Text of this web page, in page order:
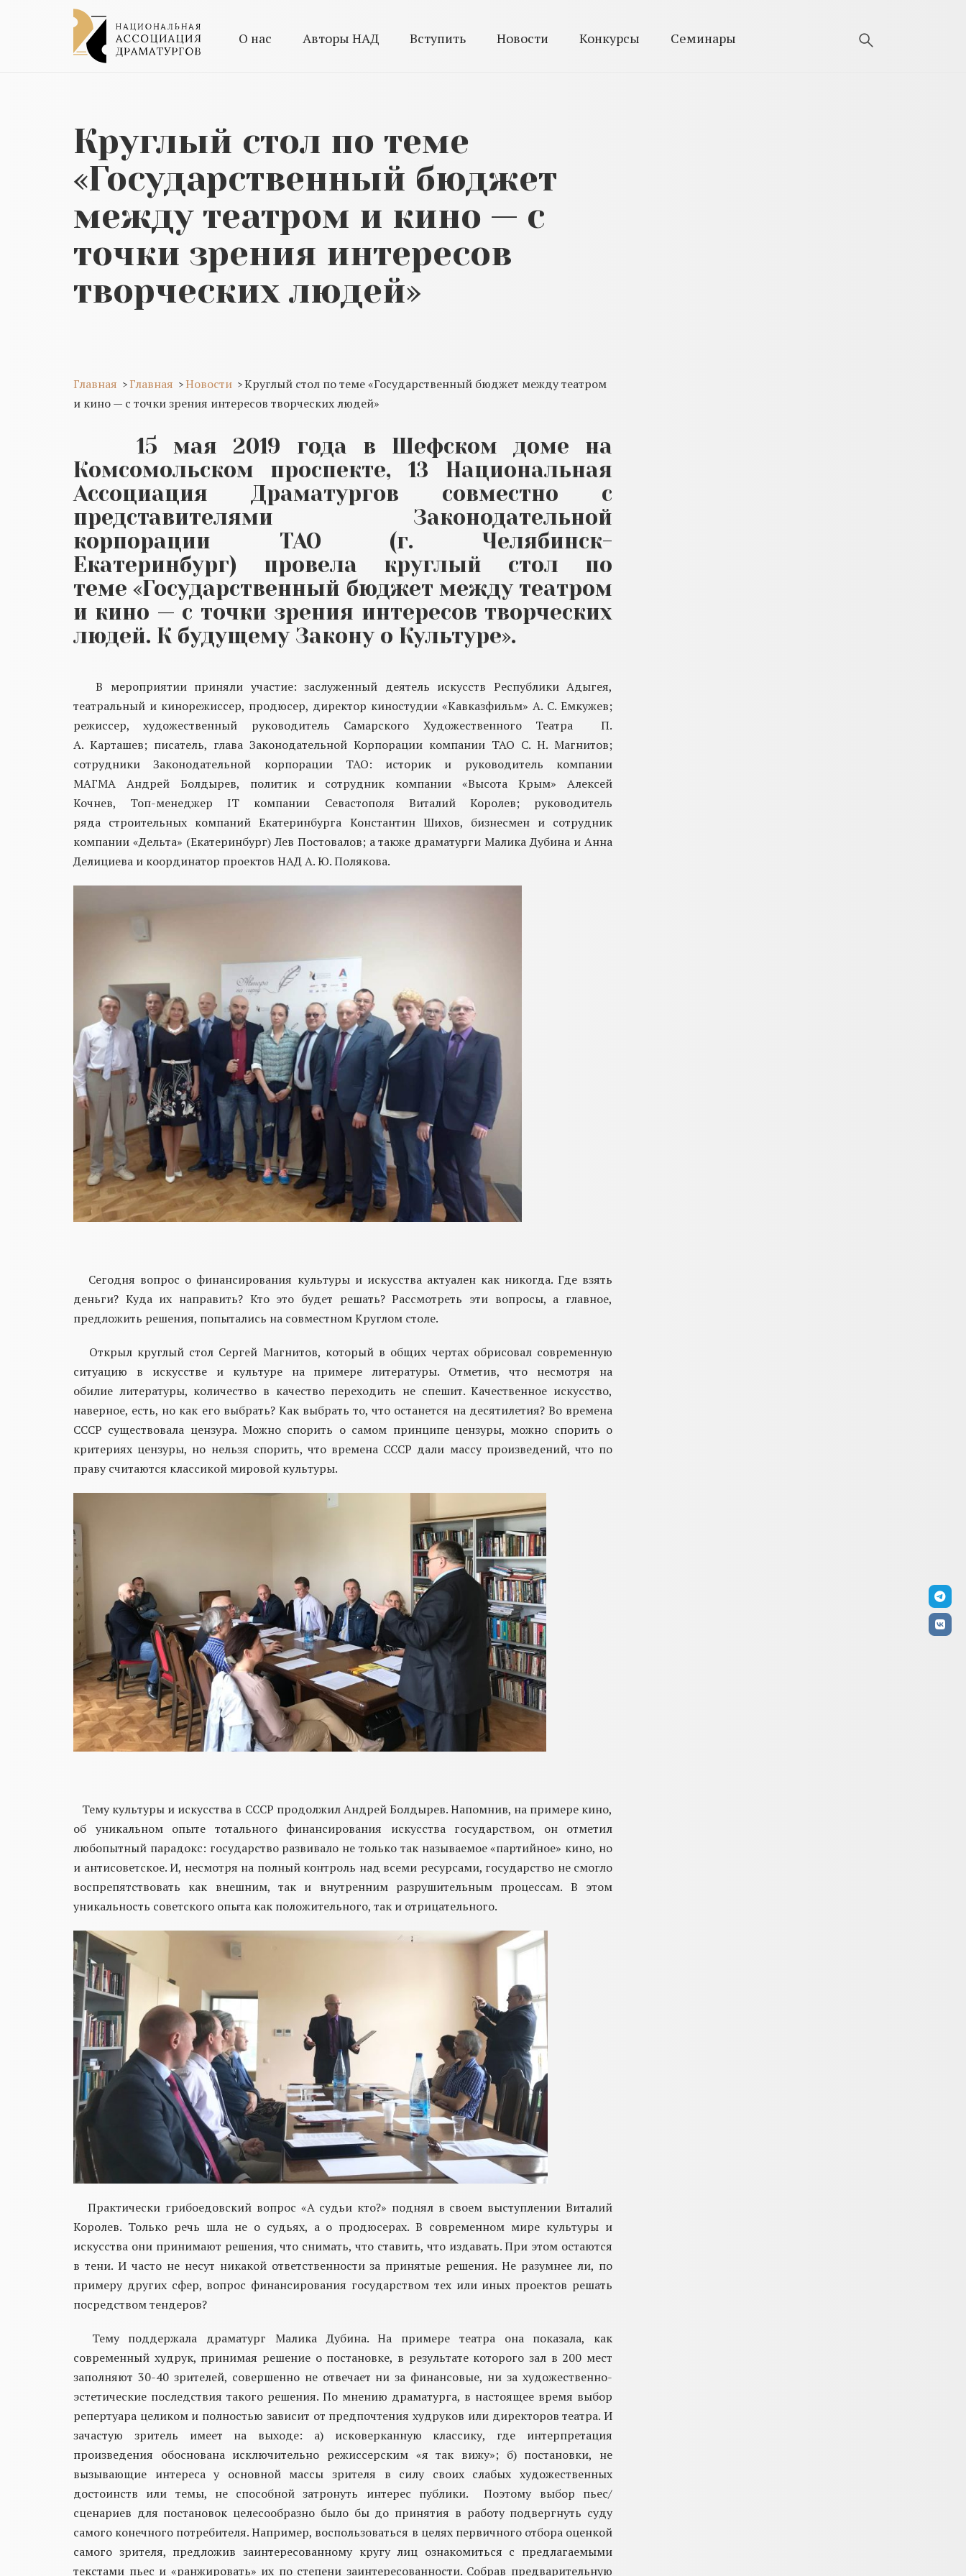
О нас Авторы НАД Вступить Новости Конкурсы Семинары
Круглый стол по теме
«Государственный бюджет
между театром и кино — с
точки зрения интересов
творческих людей»
Главная > Главная >Новости >Круглый стол по теме «Государственный бюджет между театром
и кино — с точки зрения интересов творческих людей»
15 мая 2019 года в Шефском доме на
Комсомольском проспекте, 13 Национальная
Ассоциация Драматургов совместно с
представителями Законодательной
корпорации
ТАО (г. Челябинск-
Екатеринбург) провела круглый стол по
теме«Государственный бюджет между театром
и кино — с точки зрения интересов творческих
людей. К будущему Закону о Культуре».
В мероприятии приняли участие:заслуженный деятель искусств Республики Адыгея,
театральный и кинорежиссер, продюсер, директор киностудии «Кавказфильм» А. С. Емкужев;
режиссер, художественный руководитель Самарского Художественного Театра П.
А. Карташев; писатель, глава Законодательной Корпорации компании ТАО С. Н. Магнитов;
сотрудники Законодательной корпорации ТАО:
историк и руководитель компании
МАГМА Андрей Болдырев, политик и сотрудник компании «Высота Крым»
Алексей
Кочнев, Топ-менеджерIT компании Севастополя Виталий Королев; руководитель
ряда строительных компаний Екатеринбурга Константин Шихов, бизнесменисотрудник
компании «Дельта» (Екатеринбург)Лев Постовалов; а также драматурги Малика Дубина и Анна
Делициева и координатор проектов НАД А. Ю. Полякова.
Сегодня вопрос о финансирования культуры и искусстваактуален как никогда. Где взять
деньги? Куда их направить? Кто это будет решать? Рассмотреть эти вопросы, а главное,
предложить решения, попытались на совместном Круглом столе.
Открыл круглый стол Сергей Магнитов, которыйв общих чертах обрисовалсовременную
ситуацию в искусстве и культурена примере литературы. Отметив, что несмотря на
обилие литературы, количество в качество переходить не спешит. Качественное искусство,
наверное, есть, но как его выбрать? Как выбрать то, что останется на десятилетия?Во времена
СССР существовала цензура. Можно спорить о самом принципе цензуры, можно спорить о
критериях цензуры, но нельзя спорить, что времена СССР дали массу произведений, что по
праву считаются классикой мировой культуры.
Тему культуры и искусства в СССР продолжил Андрей Болдырев. Напомнив, на примере кино,
об уникальном опыте тотального финансирования искусства государством, он отметил
любопытный парадокс: государство развивало не только так называемое «партийное» кино, но
и антисоветское. И, несмотря на полный контроль над всеми ресурсами, государство не смогло
воспрепятствовать как внешним, так и внутренним разрушительным процессам. В этом
уникальность советского опыта как положительного, так и отрицательного.
Практически грибоедовский вопрос «А судьи кто?» поднял в своем выступлении Виталий
Королев. Только речь шла не о судьях, а о продюсерах. В современном мире культуры и
искусства они принимают решения, что снимать, что ставить, что издавать. При этом остаются
в тени. И часто не несут никакой ответственности за принятые решения.Не разумнее ли, по
примеру других сфер, вопрос финансирования государством тех или иных проектов решать
посредством тендеров?
Тему поддержала драматург Малика Дубина. На примере театра она показала, как
современный худрук, принимая решение о постановке, в результате которого зал в 200 мест
заполняют 30-40 зрителей, совершенно не отвечает ни за финансовые, ни за художественно-
эстетические последствия такого решения. По мнению драматурга, в настоящее время выбор
репертуара целиком и полностью зависит от предпочтения худруков или директоров театра. И
зачастую зритель имеет на выходе: а) исковерканную классику, где интерпретация
произведения обоснована исключительно режиссерским «я так вижу»; б) постановки, не
вызывающие интереса у основной массы зрителя в силу своих слабых художественных
достоинств или темы, не способной затронуть интерес публики.
Поэтому выбор пьес/
сценариев для постановок целесообразно было бы до принятия в работу подвергнуть суду
самого конечного потребителя. Например, воспользоваться в целях первичного отбора оценкой
самого зрителя, предложив заинтересованному кругу лиц ознакомиться с предлагаемыми
текстами пьес и «ранжировать» их по степени заинтересованности. Собрав предварительную